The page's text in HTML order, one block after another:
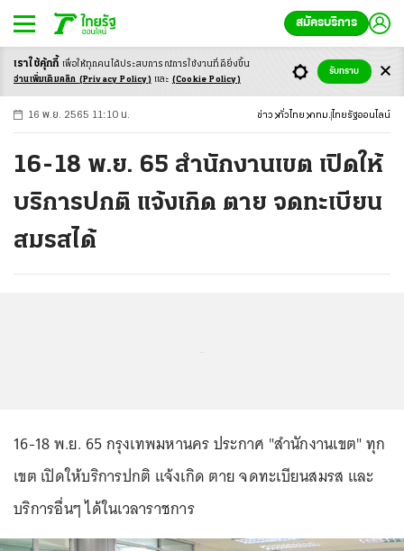
สมัครบริการ
-ก ก ก+
16 พ.ย. 2565 11:10 น. ข่าว ทั่วไทย กทม. ไทยรัฐออนไลน์
16-18 พ.ย. 65 สำนักงานเขต เปิดให้
บริการปกติ แจ้งเกิด ตาย จดทะเบียน
สมรสได้
16-18 พ.ย. 65 กรุงเทพมหานคร ประกาศ "สำนักงานเขต" ทุก
เขต เปิดให้บริการปกติ แจ้งเกิด ตาย จดทะเบียนสมรส และ
บริการอื่นๆ ได้ในเวลาราชการ
เราใช้คุ้กกี้ เพื่อให้ทุกคนได้ประสบการณ์การใช้งานที่ดียิ่งขึ้น
อ่านเพิ่มเติมคลิก (Privacy Policy) และ (Cookie Policy)
รับทราบ